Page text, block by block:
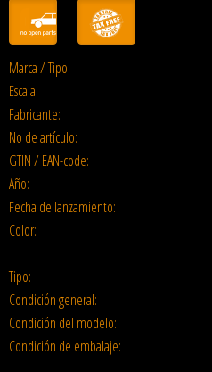
Marca / Tipo:
Escala:
Fabricante:
No de artículo:
GTIN / EAN-code:
Año:
Fecha de lanzamiento:
Color:
Tipo:
Condición general:
Condición del modelo:
Condición de embalaje: